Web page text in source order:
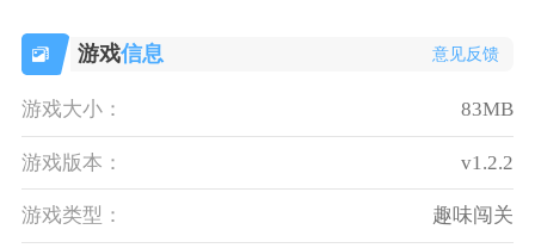
游戏信息 意见反馈
游戏大小： 83MB
游戏版本： v1.2.2
游戏类型： 趣味闯关